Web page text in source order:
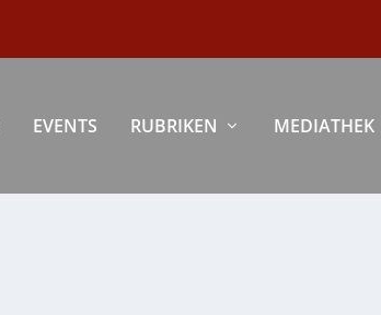
EVENTS RUBRIKEN MEDIATHEK